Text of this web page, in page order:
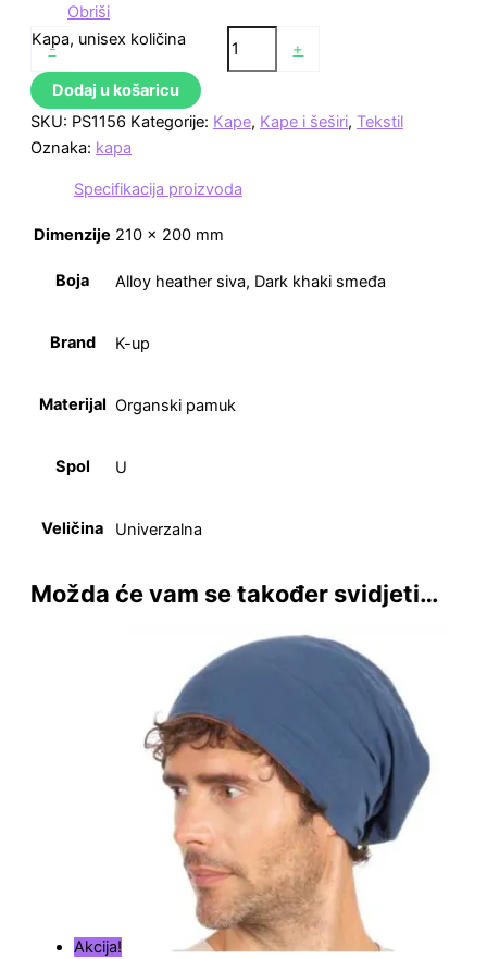
Obriši
-
Kapa, unisex količina +
Dodaj u košaricu
SKU: PS1156 Kategorije: Kape, Kape i šeširi, Tekstil
Oznaka: kapa
Specifikacija proizvoda
Dimenzije 210 × 200 mm
Boja Alloy heather siva, Dark khaki smeđa
Brand K-up
Materijal Organski pamuk
Spol U
Veličina Univerzalna
Možda će vam se također svidjeti…
Akcija!